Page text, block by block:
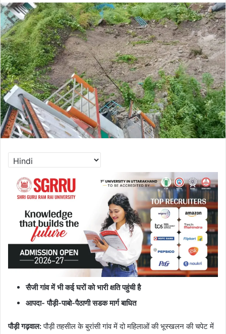
सैजी गांव में भी कई घरों को भारी क्षति पहुंची है
आपदा- पौड़ी-पाबो-पैठाणी सडक मार्ग बाधित
पौड़ी गढ़वाल:पौड़ी तहसील के बुरांसी गांव में दो महिलाओं की भूस्खलन की चपेट में